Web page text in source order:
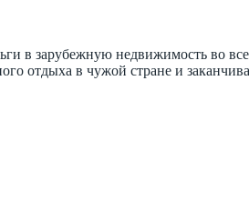
в зарубежную недвижимость во
отдыха в чужой стране и